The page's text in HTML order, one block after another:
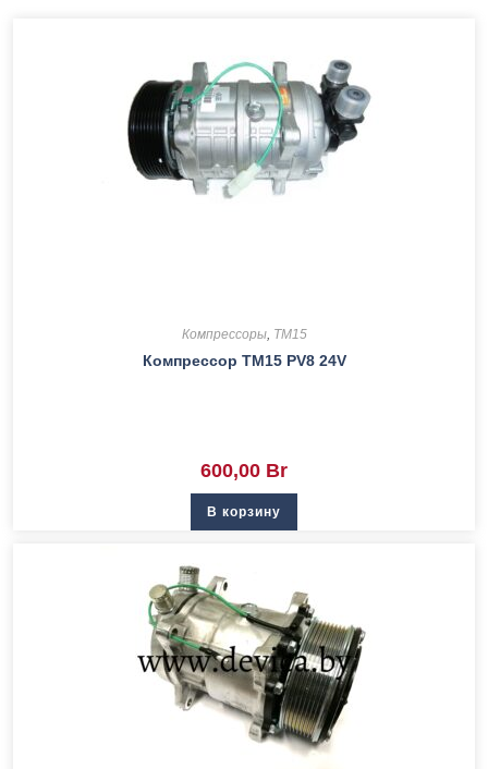
Компрессоры, TM15
Компрессор TM15 PV8 24V
600,00 Br
В корзину